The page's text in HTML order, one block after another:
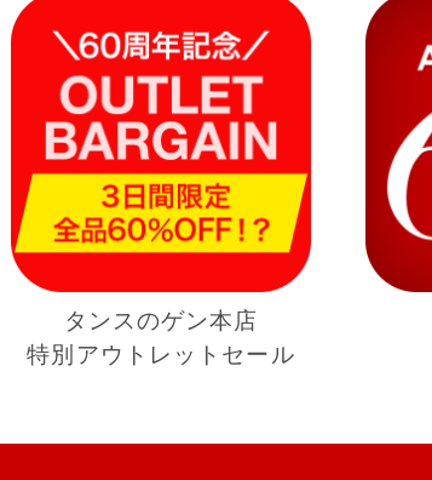
タンスのゲン本店
特別アウトレットセール